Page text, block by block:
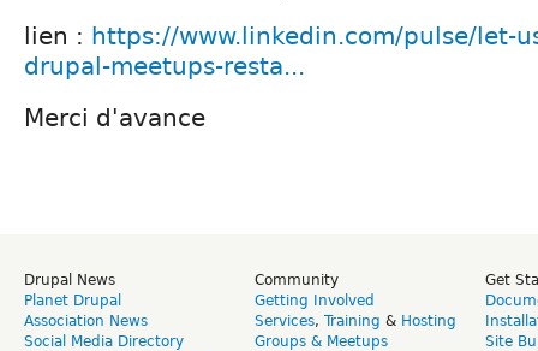
lien : https://www.linkedin.com/pulse/let-
drupal-meetups-resta...
Merci d'avance
Drupal News
Planet Drupal
Association News
Social Media Directory
Community
Getting Involved
Services, Training & Hosting
Groups & Meetups
Get
Site